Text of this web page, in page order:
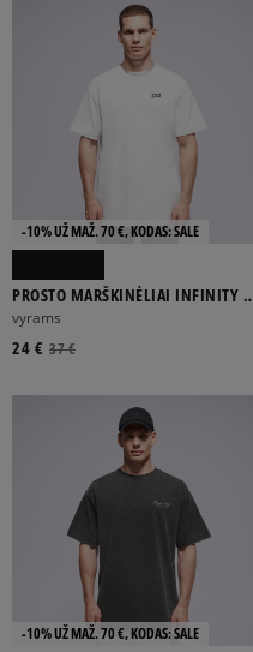
-10% UŽ MAŽ. 70 €, KODAS: SALE
PROSTO MARŠKINĖLIAI INFINITY D
WHITE
vyrams
37 €
24 €
-10% UŽ MAŽ. 70 €, KODAS: SALE